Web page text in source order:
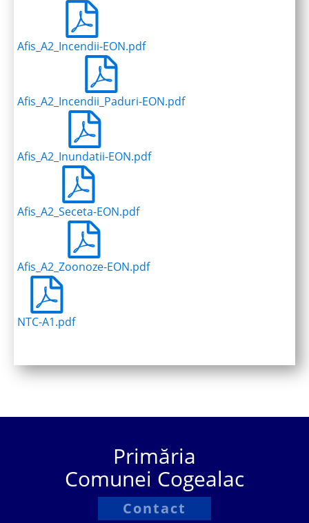
Afis_A2_Incendii-EON.pdf
Afis_A2_Incendii_Paduri-EON.pdf
Afis_A2_Inundatii-EON.pdf
Afis_A2_Seceta-EON.pdf
Afis_A2_Zoonoze-EON.pdf
NTC-A1.pdf
Primăria
Comunei Cogealac
Contact